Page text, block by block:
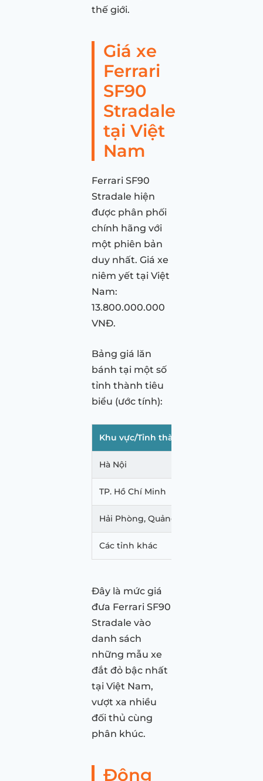
thế giới.
Giá xe
Ferrari
SF90
Stradale
tại Việt
Nam
Ferrari SF90
Stradale hiện
được phân phối
chính hãng với
một phiên bản
duy nhất. Giá xe
niêm yết tại Việt
Nam:
13.800.000.000
VNĐ.
Bảng giá lăn
bánh tại một số
tỉnh thành tiêu
biểu (ước tính):
Khu vực/Tỉnh thành
Hà Nội
TP. Hồ Chí Minh
Hải Phòng, Quảng Ninh
Các tỉnh khác
Đây là mức giá
đưa Ferrari SF90
Stradale vào
danh sách
những mẫu xe
đắt đỏ bậc nhất
tại Việt Nam,
vượt xa nhiều
đối thủ cùng
phân khúc.
Động